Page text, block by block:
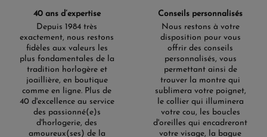
40 ans d’expertise
Depuis 1984 très
exactement, nous restons
fidèles aux valeurs les
plus fondamentales de la
tradition horlogère et
joaillière, en boutique
comme en ligne. Plus de
40 d'excellence au service
des passionné(e)s
d'horlogerie, des
amoureux(ses) de la
Conseils personnalisés
Nous restons à votre
disposition pour vous
offrir des conseils
personnalisés, vous
permettant ainsi de
trouver la montre qui
sublimera votre poignet,
le collier qui illuminera
votre cou, les boucles
d'oreilles qui encadreront
votre visage, la bague